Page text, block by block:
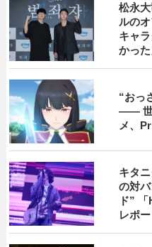
松永
ルの
キャ
かった
“おっ
―― 世
メ、
キタ
の対
ド”
レポ